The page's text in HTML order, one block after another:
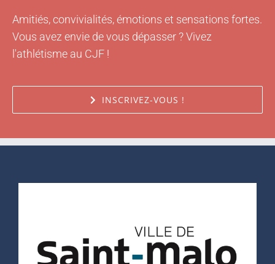
Amitiés, convivialités, émotions et sensations fortes.
Vous avez envie de vous dépasser ? Vivez
l'athlétisme au CJF !
INSCRIVEZ-VOUS !